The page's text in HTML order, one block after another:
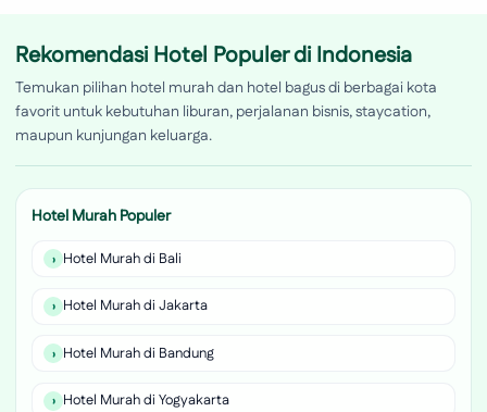
Rekomendasi Hotel Populer di Indonesia
Temukan pilihan hotel murah dan hotel bagus di berbagai kota
favorit untuk kebutuhan liburan, perjalanan bisnis, staycation,
maupun kunjungan keluarga.
Hotel Murah Populer
Hotel Murah di Bali
Hotel Murah di Jakarta
Hotel Murah di Bandung
Hotel Murah di Yogyakarta